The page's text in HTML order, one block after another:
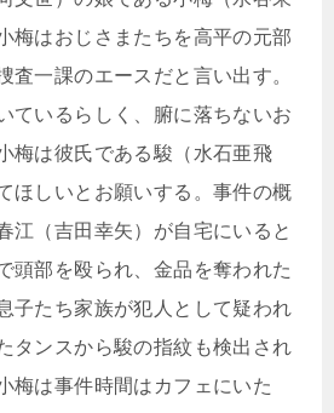
梅はおじさまたちを高平の元部
査一課のエースだと言い出す。
ているらしく、腑に落ちないお
梅は彼氏である駿（水石亜飛
ほしいとお願いする。事件の概
江（吉田幸矢）が自宅にいると
頭部を殴られ、金品を奪われた
子たち家族が犯人として疑われ
タンスから駿の指紋も検出され
梅は事件時間はカフェにいた